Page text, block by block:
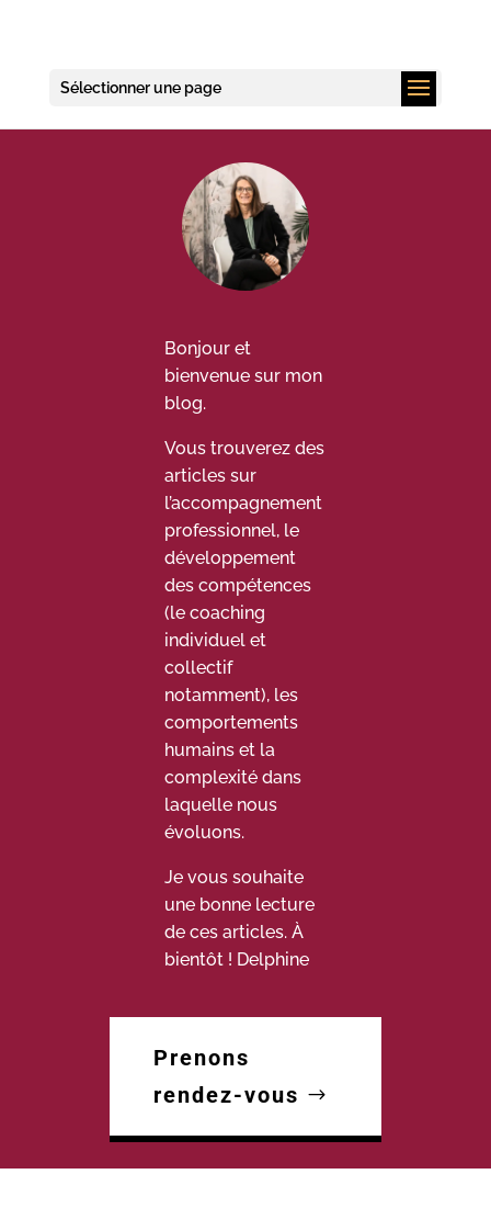
Sélectionner une page
Bonjour et
bienvenue sur mon
blog.
Vous trouverez des
articles sur
l’accompagnement
professionnel, le
développement
des compétences
(le coaching
individuel et
collectif
notamment), les
comportements
humains et la
complexité dans
laquelle nous
évoluons.
Je vous souhaite
une bonne lecture
de ces articles. À
bientôt ! Delphine
Prenons
rendez-vous